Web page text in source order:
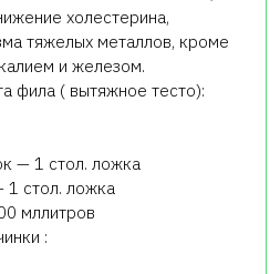
холестерина,
тяжелых металлов, кроме
и железом.
фила ( вытяжное тесто):
— 1 стол. ложка
1 стол. ложка
мллитров
: